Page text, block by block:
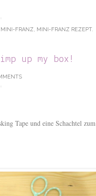
MINI-FRANZ MINI-FRANZ REZEPT.
up my box!
Tape und eine Schachtel zum